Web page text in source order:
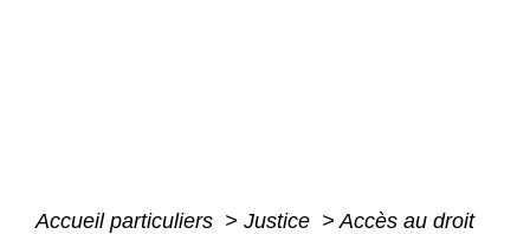
Accueil particuliers > Justice > Accès au droit